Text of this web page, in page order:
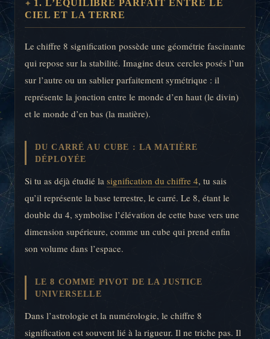
1. L’ÉQUILIBRE PARFAIT ENTRE LE
CIEL ET LA TERRE
Le chiffre 8 signification possède une géométrie fascinante
qui repose sur la stabilité. Imagine deux cercles posés l’un
sur l’autre ou un sablier parfaitement symétrique : il
représente la jonction entre le monde d’en haut (le divin)
et le monde d’en bas (la matière).
DU CARRÉ AU CUBE : LA MATIÈRE
DÉPLOYÉE
Si tu as déjà étudié la signification du chiffre 4, tu sais
qu’il représente la base terrestre, le carré. Le 8, étant le
double du 4, symbolise l’élévation de cette base vers une
dimension supérieure, comme un cube qui prend enfin
son volume dans l’espace.
LE 8 COMME PIVOT DE LA JUSTICE
UNIVERSELLE
Dans l’astrologie et la numérologie, le chiffre 8
signification est souvent lié à la rigueur. Il ne triche pas. Il